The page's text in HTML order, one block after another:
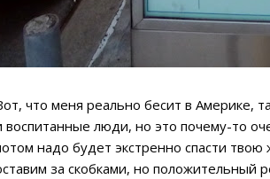
что меня реально бесит в Америке,
воспитанные люди, но это почему-то
надо будет экстренно спасти
за скобками, но положительный